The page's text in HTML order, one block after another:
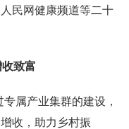
民网健康频道等二十
致富
属产业集群的建设，
收，助力乡村振